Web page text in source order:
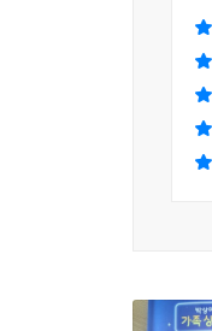
보세요.
생겨나
사랑은
나의 사
다. (…)
래서 일